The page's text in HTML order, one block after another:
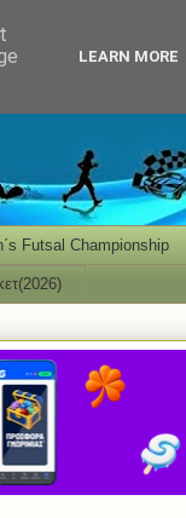
Futsal Championship
LEARN MORE